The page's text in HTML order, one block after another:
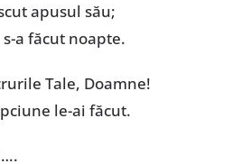
apusul său;
a făcut noapte.
Tale, Doamne!
le-ai făcut.